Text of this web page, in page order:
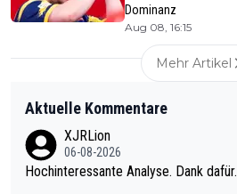
Dominanz
Aug 08, 16:15
Mehr Artikel
Aktuelle Kommentare
XJRLion
06-08-2026
Hochinteressante Analyse. Dank dafür.